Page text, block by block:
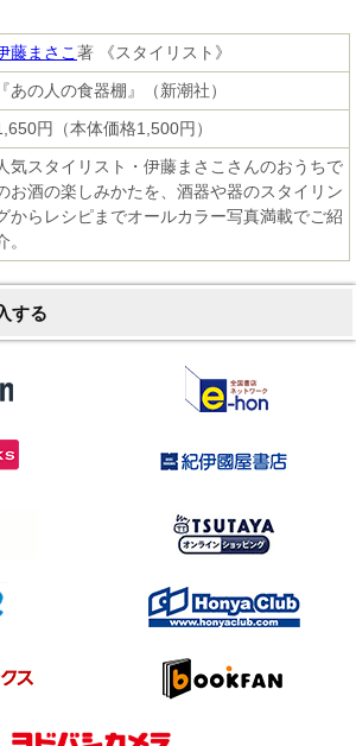
藤まさこ 著 《スタイリスト》
『あの人の食器棚』（新潮社）
円（本体価格1,500円）
気スタイリスト・伊藤まさこさんのおうちで
お酒の楽しみかたを、酒器や器のスタイリン
からレシピまでオールカラー写真満載でご紹
。
する